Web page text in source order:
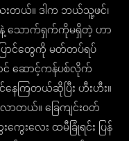
တယ်။ ဒါက ဘယ်သူ့ဖင်၊
နဲ့ သောက်ရှက်ကိုမရှိတဲ့ ဟာ
ောင်တွေကို မတ်တပ်ရပ်
ာင် ဆောင့်ကန်ပစ်လိုက်
ကြတယ်ဆိုပြီး ဟီးဟီး။
တယ်။ ခြေကျင်းဝတ်
းလေး ထမီခြုံရင်း ပြန်